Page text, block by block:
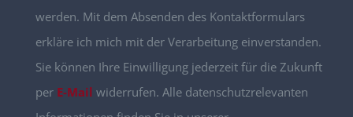
werden. Mit dem Absenden des Kontaktformulars
erkläre ich mich mit der Verarbeitung einverstanden.
Sie können Ihre Einwilligung jederzeit für die Zukunft
per E-Mail widerrufen. Alle datenschutzrelevanten